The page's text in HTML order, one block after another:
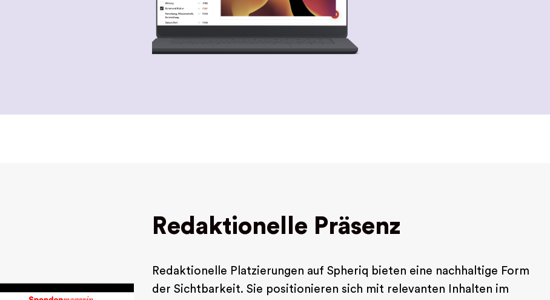
Redaktionelle Präsenz
Redaktionelle Platzierungen auf Spheriq bieten eine nachhaltige Form
der Sichtbarkeit. Sie positionieren sich mit relevanten Inhalten im